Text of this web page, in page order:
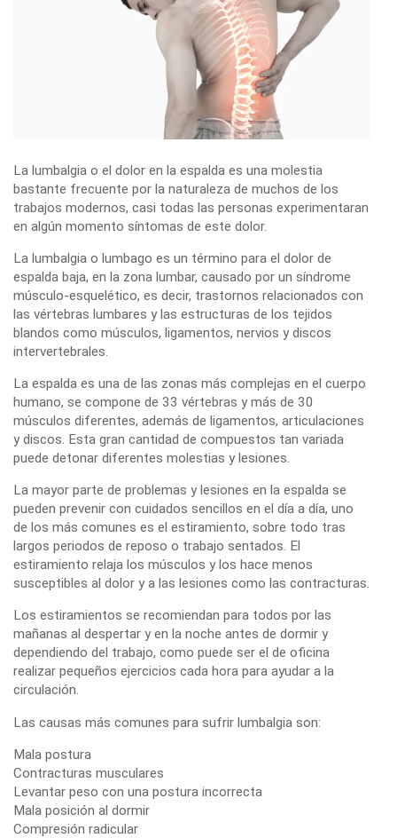
La lumbalgia o el dolor en la espalda es una molestia
bastante frecuente por la naturaleza de muchos de los
trabajos modernos, casi todas las personas experimentaran
en algún momento síntomas de este dolor.
La lumbalgia o lumbago es un término para el dolor de
espalda baja, en la zona lumbar, causado por un síndrome
músculo-esquelético, es decir, trastornos relacionados con
las vértebras lumbares y las estructuras de los tejidos
blandos como músculos, ligamentos, nervios y discos
intervertebrales.
La espalda es una de las zonas más complejas en el cuerpo
humano, se compone de 33 vértebras y más de 30
músculos diferentes, además de ligamentos, articulaciones
y discos. Esta gran cantidad de compuestos tan variada
puede detonar diferentes molestias y lesiones.
La mayor parte de problemas y lesiones en la espalda se
pueden prevenir con cuidados sencillos en el día a día, uno
de los más comunes es el estiramiento, sobre todo tras
largos periodos de reposo o trabajo sentados. El
estiramiento relaja los músculos y los hace menos
susceptibles al dolor y a las lesiones como las contracturas.
Los estiramientos se recomiendan para todos por las
mañanas al despertar y en la noche antes de dormir y
dependiendo del trabajo, como puede ser el de oficina
realizar pequeños ejercicios cada hora para ayudar a la
circulación.
Las causas más comunes para sufrir lumbalgia son:
Mala postura
Contracturas musculares
Levantar peso con una postura incorrecta
Mala posición al dormir
Compresión radicular